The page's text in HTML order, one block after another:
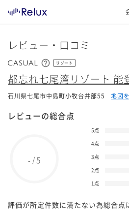
レビュー・口コミ
リゾート
都忘れ七尾湾リゾート 能
石川県七尾市中島町小牧台井部55 地図
レビューの総合点
- /5
5点
4点
3点
2点
1点
評価が所定件数に満たない為総合点